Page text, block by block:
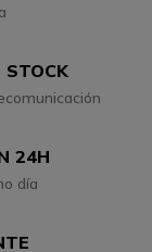
STOCK
24H
día